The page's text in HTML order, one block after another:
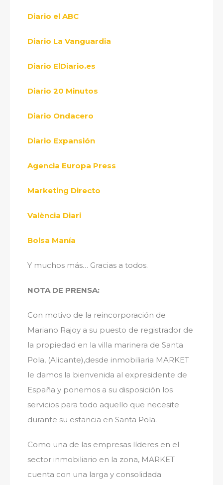
Diario el ABC
Diario La Vanguardia
Diario ElDiario.es
Diario 20 Minutos
Diario Ondacero
Diario Expansión
Agencia Europa Press
Marketing Directo
València Diari
Bolsa Manía
Y muchos más… Gracias a todos.
NOTA DE PRENSA:
Con motivo de la reincorporación de
Mariano Rajoy a su puesto de registrador de
la propiedad en la villa marinera de Santa
Pola, (Alicante),desde inmobiliaria MARKET
le damos la bienvenida al expresidente de
España y ponemos a su disposición los
servicios para todo aquello que necesite
durante su estancia en Santa Pola.
Como una de las empresas líderes en el
sector inmobiliario en la zona, MARKET
cuenta con una larga y consolidada